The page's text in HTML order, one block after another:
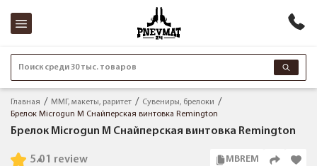
Поиск среди 30 тыс. товаров
Главная ММГ, макеты, раритет
Сувениры, брелоки
Брелок Microgun M Снайперская винтовка Remington
Брелок Microgun M Снайперская винтовка Remington
1 review
5.0 MBREM